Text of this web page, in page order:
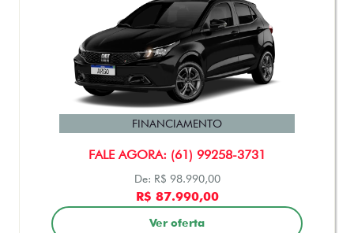
FALE AGORA: (61) 99258-3731
FINANCIAMENTO
De: R$ 98.990,00
R$ 87.990,00
Ver oferta